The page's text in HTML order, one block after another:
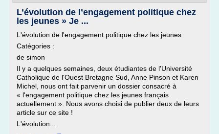
L’évolution de l’engagement politique chez
les jeunes » Je ...
L'évolution de l'engagement politique chez les jeunes
Catégories :
de simon
Il y a quelques semaines, deux étudiantes de l'Université
Catholique de l'Ouest Bretagne Sud, Anne Pinson et Karen
Michel, nous ont fait parvenir un dossier consacré à
« l'engagement politique chez les jeunes français
actuellement ». Nous avons choisi de publier deux de leurs
article sur ce site !
L'évolution...